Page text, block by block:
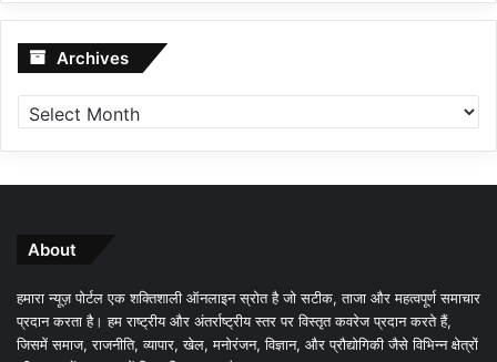
Archives Archives
About
हमारा न्यूज़ पोर्टल एक शक्तिशाली ऑनलाइन स्रोत है जो सटीक, ताजा और महत्वपूर्ण समाचार
प्रदान करता है। हम राष्ट्रीय और अंतर्राष्ट्रीय स्तर पर विस्तृत कवरेज प्रदान करते हैं,
जिसमें समाज, राजनीति, व्यापार, खेल, मनोरंजन, विज्ञान, और प्रौद्योगिकी जैसे विभिन्न क्षेत्रों